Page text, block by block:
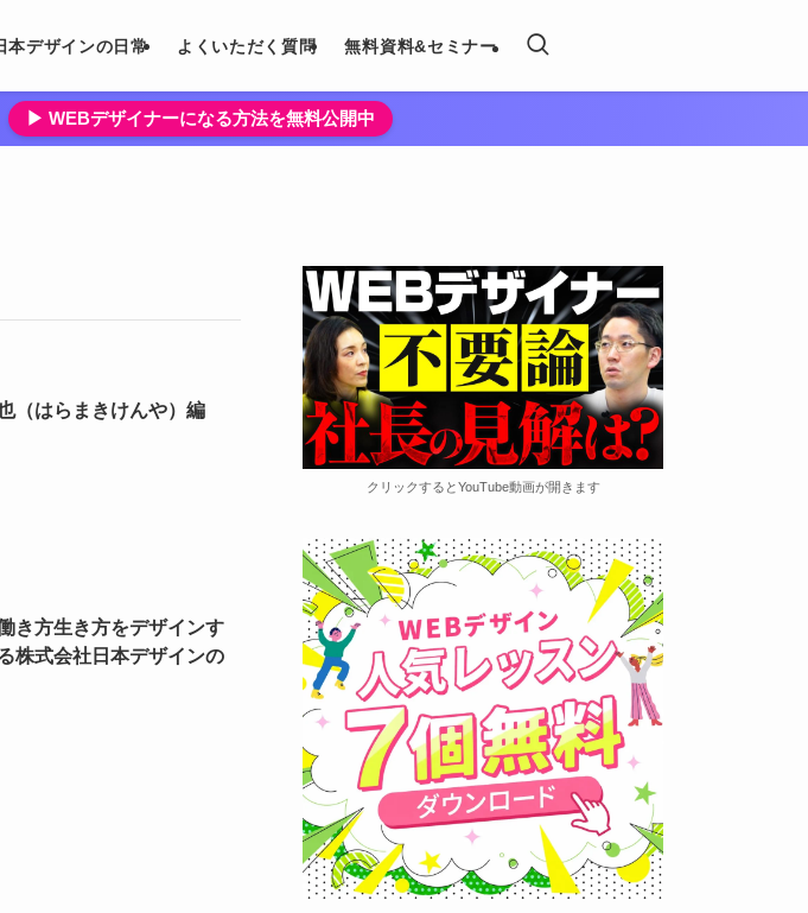
本デザインの日常 よくいただく質問 無料資料&セミナー
▶︎ WEBデザイナーになる方法を無料公開中
（はらまきけんや）編
き方生き方をデザインす
株式会社日本デザインの
クリックするとYouTube動画が開きます